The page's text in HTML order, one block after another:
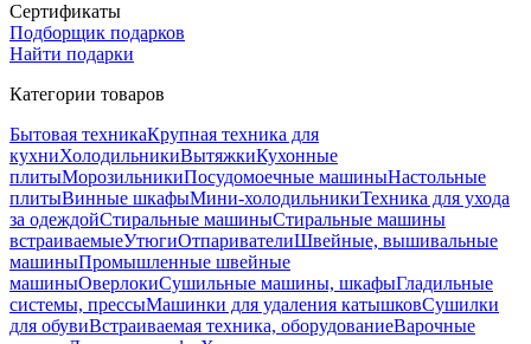
Сертификаты
Подборщик подарков
Найти подарки
Категории товаров
Бытовая техникаКрупная техника для
кухниХолодильникиВытяжкиКухонные
плитыМорозильникиПосудомоечные машиныНастольные
плитыВинные шкафыМини-холодильникиТехника для ухода
за одеждойСтиральные машиныСтиральные машины
встраиваемыеУтюгиОтпаривателиШвейные, вышивальные
машиныПромышленные швейные
машиныОверлокиСушильные машины, шкафыГладильные
системы, прессыМашинки для удаления катышковСушилки
для обувиВстраиваемая техника, оборудованиеВарочные